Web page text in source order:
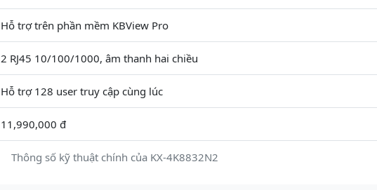
Thông số kỹ thuật chính của KX-4K8832N2
Hỗ trợ trên phần mềm KBView Pro
2 RJ45 10/100/1000, âm thanh hai chiều
Hỗ trợ 128 user truy cập cùng lúc
11,990,000 đ